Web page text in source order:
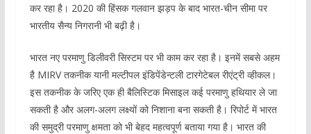
कर रहा है। 2020 की हिंसक गलवान झड़प के बाद भारत-चीन सीमा पर
भारतीय सैन्य निगरानी भी बढ़ी है।
भारत नए परमाणु डिलीवरी सिस्टम पर भी काम कर रहा है। इनमें सबसे अहम
है MIRV तकनीक यानी मल्टीपल इंडिपेंडेन्टली टारगेटेबल रीएंट्री व्हीकल।
इस तकनीक के जरिए एक ही बैलिस्टिक मिसाइल कई परमाणु हथियार ले जा
सकती है और अलग-अलग लक्ष्यों को निशाना बना सकती है। रिपोर्ट में भारत
की समुद्री परमाणु क्षमता को भी बेहद महत्वपूर्ण बताया गया है। भारत की